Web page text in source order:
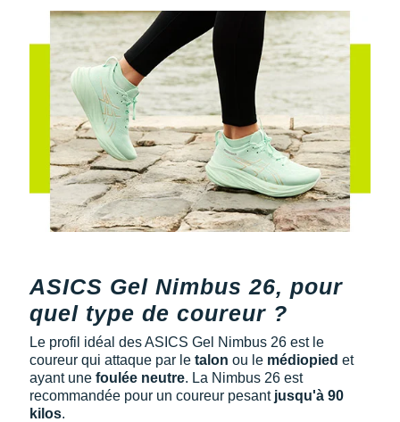
ASICS Gel Nimbus 26, pour
quel type de coureur ?
Le profil idéal des ASICS Gel Nimbus 26 est le
coureur qui attaque par le talon ou le médiopied et
ayant une foulée neutre. La Nimbus 26 est
recommandée pour un coureur pesant jusqu'à 90
kilos.
Scott
Shokz
Smoon
Speedo
Suunto
The North Face
Thuasne
Under Armour
Withings